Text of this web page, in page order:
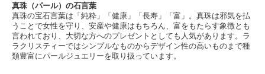
真珠（パール）の石言葉
真珠の宝石言葉は「純粋」「健康」「長寿」「富」。真珠は邪気を払
うことで女性を守り、安産や健康はもちろん、富をもたらす象徴とも
言われており、大切な方へのプレゼントとしても人気があります。ラ
ラクリスティーではシンプルなものからデザイン性の高いものまで種
類豊富にパールジュエリーを取り扱っています。